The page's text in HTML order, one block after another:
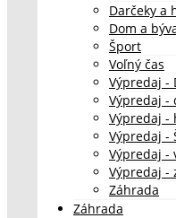
Darčeky a
Dom a
Šport
Voľný čas
Výpredaj -
Výpredaj -
Výpredaj -
Výpredaj -
Výpredaj -
Výpredaj -
Záhrada
Záhrada